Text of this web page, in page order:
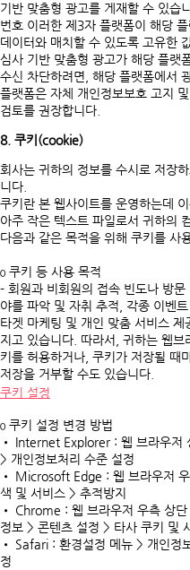
기반 맞춤형 광고를 게재할 수 있습
번호 이러한 제3자 플랫폼이 해당
데이터와 매치할 수 있도록 고유한
심사 기반 맞춤형 광고가 해당 플랫
수신 차단하려면, 해당 플랫폼에서
플랫폼은 자체 개인정보보호 고지
검토를 권장합니다.
8. 쿠키(cookie)
회사는 귀하의 정보를 수시로 저장
니다.
쿠키란 본 웹사이트를 운영하는데
아주 작은 텍스트 파일로서 귀하의
다음과 같은 목적을 위해 쿠키를 사
ο 쿠키 등 사용 목적
- 회원과 비회원의 접속 빈도나 방
야를 파악 및 자취 추적, 각종 이벤
타겟 마케팅 및 개인 맞춤 서비스
지고 있습니다. 따라서, 귀하는 웹
키를 허용하거나, 쿠키가 저장될 때
저장을 거부할 수도 있습니다.
쿠키 설정
ο 쿠키 설정 변경 방법
• Internet Explorer : 웹 브라우저
> 개인정보처리 수준 설정
• Microsoft Edge : 웹 브라우저
색 및 서비스 > 추적방지
• Chrome : 웹 브라우저 우측 상
정보 > 콘텐츠 설정 > 타사 쿠키 및
• Safari : 환경설정 메뉴 > 개인정
정